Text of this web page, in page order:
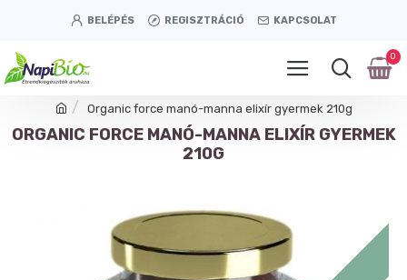
BELÉPÉS REGISZTRÁCIÓ KAPCSOLAT
0
Organic force manó-manna elixír gyermek 210g
ORGANIC FORCE MANÓ-MANNA ELIXÍR GYERMEK
210G